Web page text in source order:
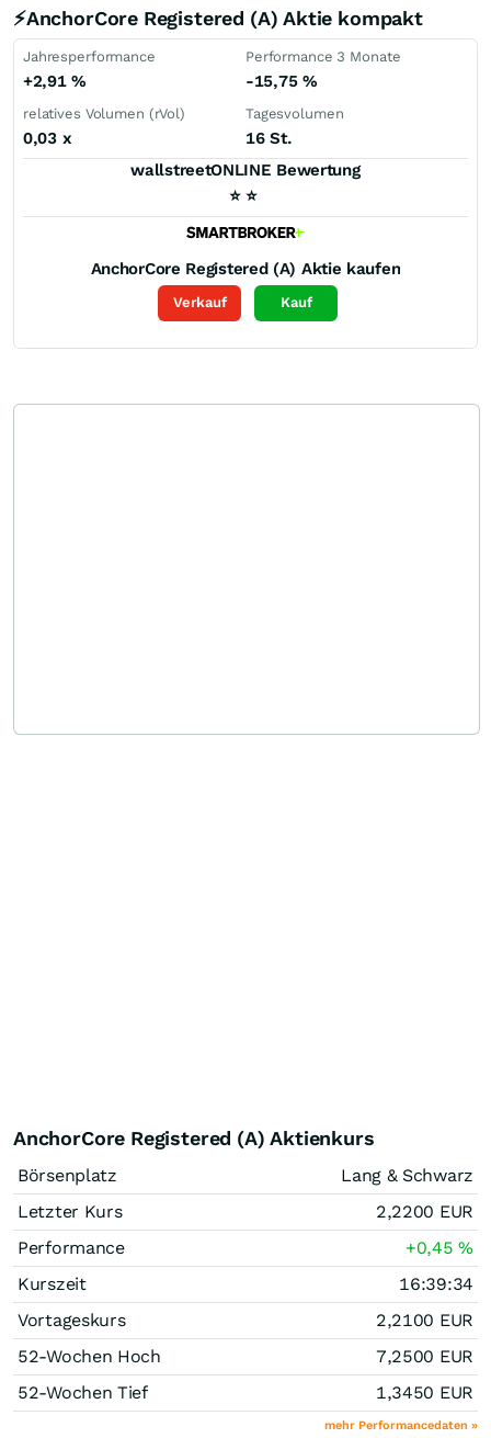
⚡AnchorCore Registered (A) Aktie kompakt
Jahresperformance
+2,91%
Performance 3 Monate
-15,75 %
relatives Volumen (rVol)
0,03 x
Tagesvolumen
16 St.
wallstreetONLINE Bewertung
⭐ ⭐
AnchorCore Registered (A) Aktie kaufen
Verkauf Kauf
AnchorCore Registered (A) Aktienkurs
Börsenplatz
Lang & Schwarz
Letzter Kurs
2,2200 EUR
Performance
+0,45%
Kurszeit
16:39:34
Vortageskurs
2,2100 EUR
52-Wochen Hoch
7,2500 EUR
52-Wochen Tief
1,3450 EUR
mehr Performancedaten »